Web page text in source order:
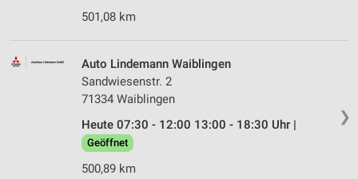
501,08 km
❯
Auto Lindemann Waiblingen
Sandwiesenstr. 2
71334 Waiblingen
Heute 07:30 - 12:00 13:00 - 18:30 Uhr |
Geöffnet
500,89 km